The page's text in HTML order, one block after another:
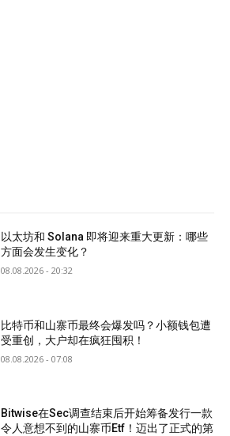
以太坊和 Solana 即将迎来重大更新：哪些
方面会发生变化？
08.08.2026 - 20:32
比特币和山寨币最终会爆发吗？小额钱包遭
受重创，大户却在疯狂囤积！
08.08.2026 - 07:08
Bitwise在Sec调查结束后开始筹备发行一款
令人意想不到的山寨币Etf！迈出了正式的第